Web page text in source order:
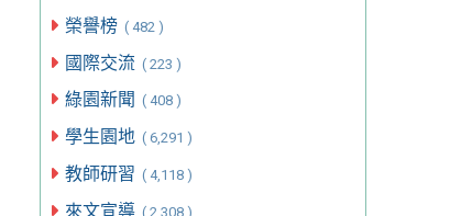
榮譽榜 ( 482 )
國際交流 ( 223 )
綠園新聞 ( 408 )
學生園地 ( 6,291 )
教師研習 ( 4,118 )
來文宣導 ( 2,308 )